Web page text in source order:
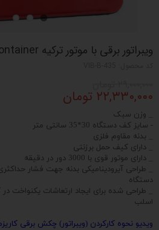
ویبراتور برقی با موتور ترکیه Container
۲۲,۳۳۰,۰۰۰ تومان
_ وزن سبک
- سایز کف دستگاه 30*35 سانتی متر
_ بدنه مقاوم فلزی
_ دارای کیف حمل برزنتی
_ دارای موتور قوی با 3000 دور در دقیقه
_ طراحی آیرودینامیکی بدنه جهت فشار
دستگاه
_ طراحی شده برای ایجاد ارتعاشات یکنواخت
اسلب
ویدیو نحوه کارکردن (ویبراتور) چکش برقی